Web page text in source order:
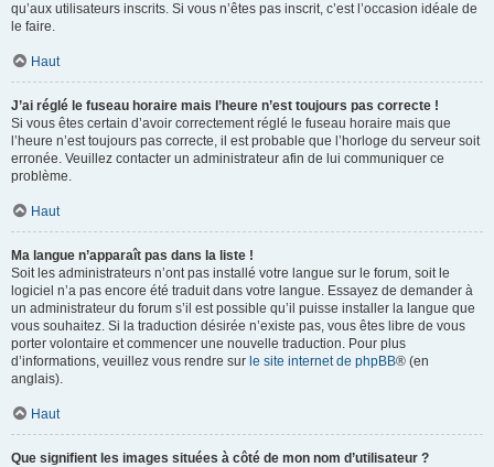
qu’aux utilisateurs inscrits. Si vous n’êtes pas inscrit, c’est l’occasion idéale de
le faire.
Haut
J’ai réglé le fuseau horaire mais l’heure n’est toujours pas correcte !
Si vous êtes certain d’avoir correctement réglé le fuseau horaire mais que
l’heure n’est toujours pas correcte, il est probable que l’horloge du serveur soit
erronée. Veuillez contacter un administrateur afin de lui communiquer ce
problème.
Haut
Ma langue n’apparaît pas dans la liste !
Soit les administrateurs n’ont pas installé votre langue sur le forum, soit le
logiciel n’a pas encore été traduit dans votre langue. Essayez de demander à
un administrateur du forum s’il est possible qu’il puisse installer la langue que
vous souhaitez. Si la traduction désirée n’existe pas, vous êtes libre de vous
porter volontaire et commencer une nouvelle traduction. Pour plus
d’informations, veuillez vous rendre sur le site internet de phpBB® (en
anglais).
Haut
Que signifient les images situées à côté de mon nom d’utilisateur ?